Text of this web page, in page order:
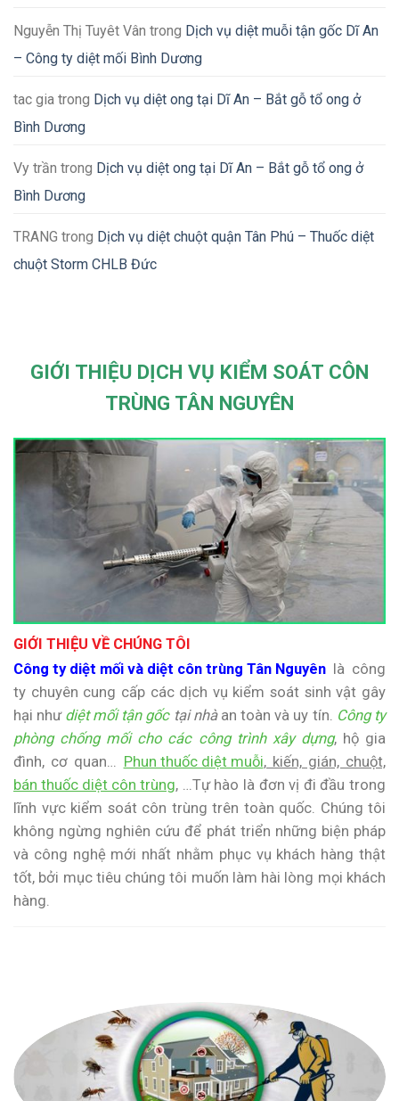
Nguyễn Thị Tuyêt Vân trong Dịch vụ diệt muỗi tận gốc Dĩ An
– Công ty diệt mối Bình Dương
tac gia trong Dịch vụ diệt ong tại Dĩ An – Bắt gỗ tổ ong ở
Bình Dương
Vy trần trong Dịch vụ diệt ong tại Dĩ An – Bắt gỗ tổ ong ở
Bình Dương
TRANG trong Dịch vụ diệt chuột quận Tân Phú – Thuốc diệt
chuột Storm CHLB Đức
GIỚI THIỆU DỊCH VỤ KIỂM SOÁT CÔN
TRÙNG TÂN NGUYÊN
GIỚI THIỆU VỀ CHÚNG TÔI
Công ty diệt mối và diệt côn trùng Tân Nguyên là công
ty chuyên cung cấp các dịch vụ kiểm soát sinh vật gây
hại như diệt mối tận gốctại nhàan toàn và uy tín. Công ty
phòng chống mối cho các công trình xây dựng, hộ gia
đình, cơ quan… Phun thuốc diệt muỗi, kiến, gián, chuột,
bán thuốc diệt côn trùng, …Tự hào là đơn vị đi đầu trong
lĩnh vực kiểm soát côn trùng trên toàn quốc. Chúng tôi
không ngừng nghiên cứu để phát triển những biện pháp
và công nghệ mới nhất nhằm phục vụ khách hàng thật
tốt, bởi mục tiêu chúng tôi muốn làm hài lòng mọi khách
hàng.